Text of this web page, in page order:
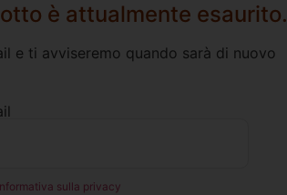
è attualmente esaurito.
e ti avviseremo quando sarà di nuovo
sulla privacy